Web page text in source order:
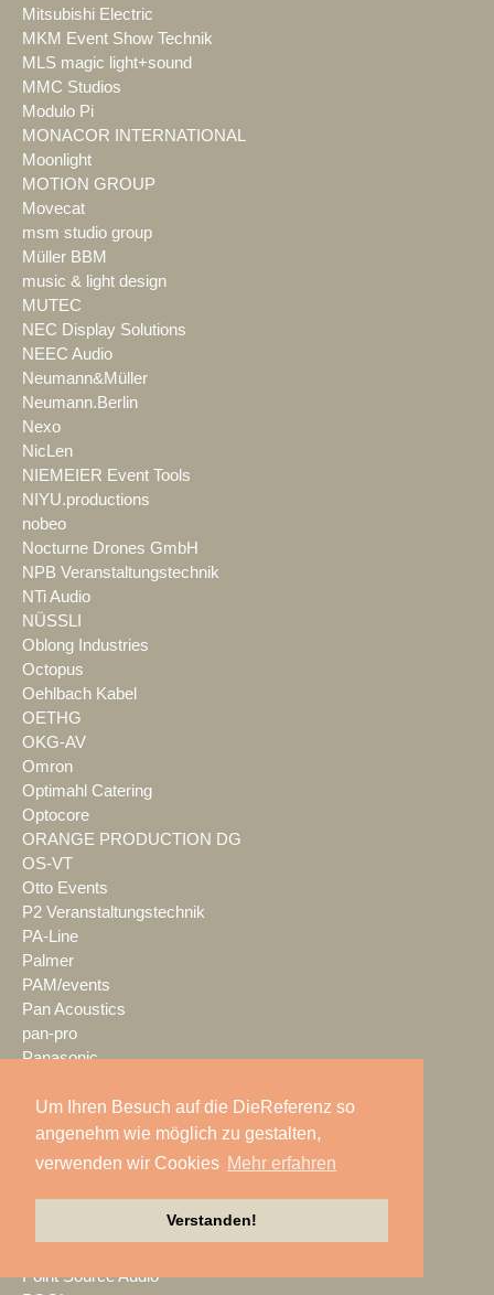
Um Ihren Besuch auf die DieReferenz so
angenehm wie möglich zu gestalten,
verwenden wir Cookies Mehr erfahren
Verstanden!
Mitsubishi Electric
MKM Event Show Technik
MLS magic light+sound
MMC Studios
Modulo Pi
MONACOR INTERNATIONAL
Moonlight
MOTION GROUP
Movecat
msm studio group
Müller BBM
music & light design
MUTEC
NEC Display Solutions
NEEC Audio
Neumann&Müller
Neumann.Berlin
Nexo
NicLen
NIEMEIER Event Tools
NIYU.productions
nobeo
Nocturne Drones GmbH
NPB Veranstaltungstechnik
NTi Audio
NÜSSLI
Oblong Industries
Octopus
Oehlbach Kabel
OETHG
OKG-AV
Omron
Optimahl Catering
Optocore
ORANGE PRODUCTION DG
OS-VT
Otto Events
P2 Veranstaltungstechnik
PA-Line
Palmer
PAM/events
Pan Acoustics
pan-pro
Panasonic
Partylöwe
Peerless-AV
perfect sound
PIK AG
Point Source Audio